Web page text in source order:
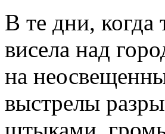
В те дни, когда
висела над
на
выстрелы